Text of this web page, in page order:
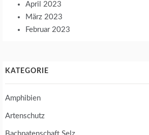
April 2023
März 2023
Februar 2023
KATEGORIE
Amphibien
Artenschutz